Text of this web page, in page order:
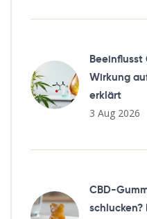
Beeinflusst
Wirkung
erklärt
3 Aug 2026
CBD-
schlucken?